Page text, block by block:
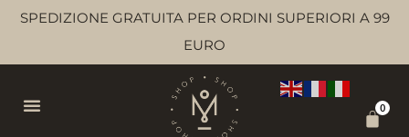
SPEDIZIONE GRATUITA PER ORDINI SUPERIORI A 99
EURO
0